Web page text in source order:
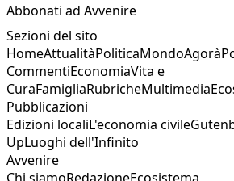
Abbonati ad Avvenire
Sezioni del sito
HomeAttualitàPoliticaMondoAgorà
CommentiEconomiaVita e
CuraFamigliaRubricheMultimedia
Pubblicazioni
Edizioni localiL'economia civile
UpLuoghi dell'Infinito
Avvenire